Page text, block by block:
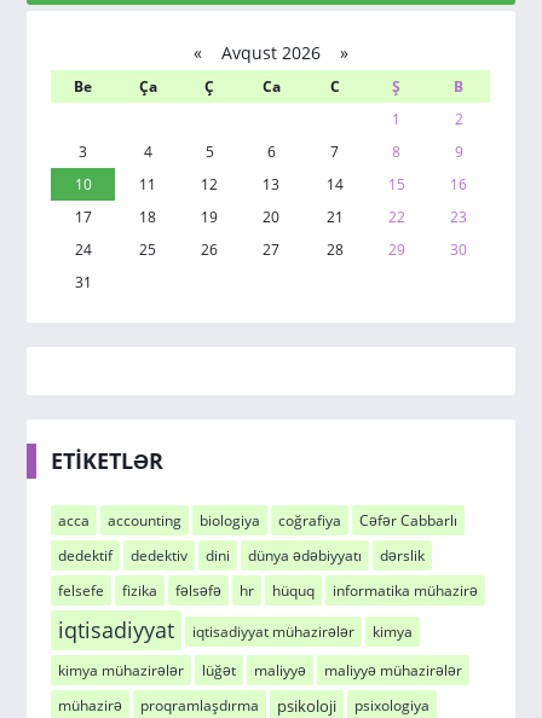
«Avqust 2026 »
Be Ça Ç Ca C Ş
B
1
2
3
4 5 6 7 8
9
10
11 12 13 14 15
16
17
18 19 20 21 22
23
24
25 26 27 28 29
30
31
ETİKETLƏR
acca accounting biologiya coğrafiya
Cəfər Cabbarlı
dedektif
dedektiv dini dünya ədəbiyyatı
dərslik
felsefe
fizika fəlsəfə hr hüquq informatika mühazirə
iqtisadiyyat iqtisadiyyat mühazirələr
kimya
kimya mühazirələr
lüğət maliyyə
maliyyə mühazirələr
mühazirə
proqramlaşdırma psikoloji psixologiya